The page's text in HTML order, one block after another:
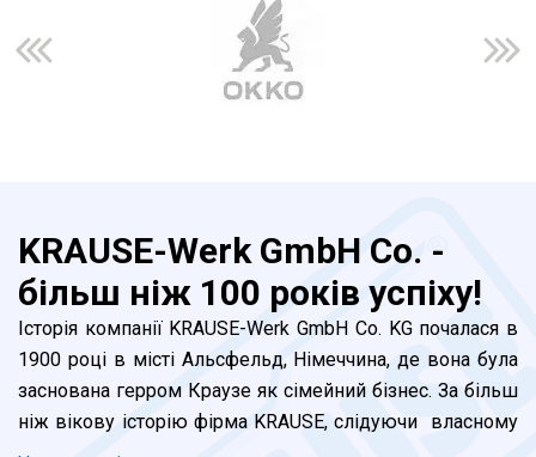
KRAUSE-Werk GmbH Co. -
більш ніж 100 років успіху!
Історія компанії KRAUSE-Werk GmbH Co. KG почалаcя в
1900 році в місті Альсфельд, Німеччина, де вона була
заснована герром Краузе як сімейний бізнес. За більш
ніж вікову історію фірма KRAUSE, слідуючи власному